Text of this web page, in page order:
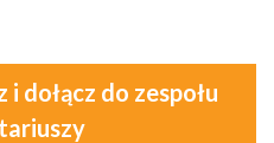
dołącz do zespołu